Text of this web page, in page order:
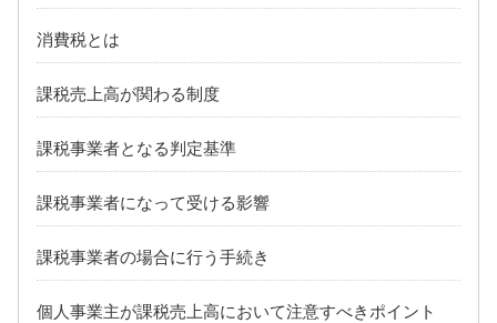
消費税とは
課税売上高が関わる制度
課税事業者となる判定基準
課税事業者になって受ける影響
課税事業者の場合に行う手続き
個人事業主が課税売上高において注意すべきポイント
四国
徳島県 高知県
九州・沖縄